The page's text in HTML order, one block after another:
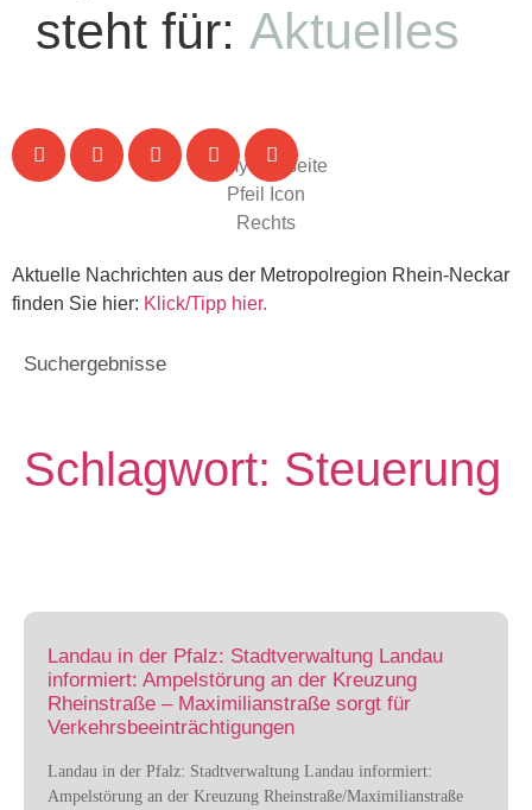
steht für: Aktuelles
Aktuelle Nachrichten aus der Metropolregion Rhein-Neckar
finden Sie hier: Klick/Tipp hier.
Suchergebnisse
Schlagwort: Steuerung
Landau in der Pfalz: Stadtverwaltung Landau
informiert: Ampelstörung an der Kreuzung
Rheinstraße – Maximilianstraße sorgt für
Verkehrsbeeinträchtigungen
Landau in der Pfalz: Stadtverwaltung Landau informiert:
Ampelstörung an der Kreuzung Rheinstraße/Maximilianstraße